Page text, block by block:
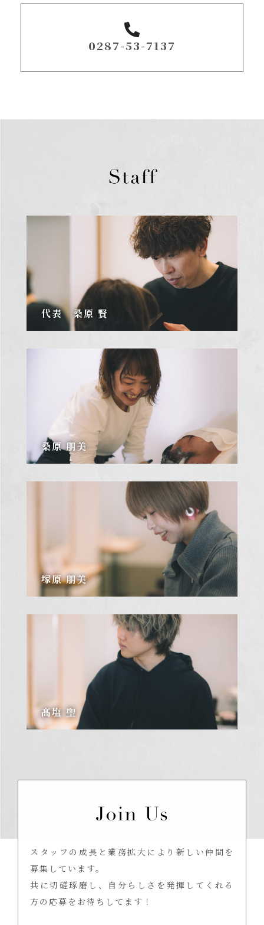
0287-53-7137
代表 桑原 賢
桑原 朋美
塚原 朋美
髙塩 聖
スタッフの成長と業務拡大により新しい仲間を
募集しています。
共に切磋琢磨し、自分らしさを発揮してくれる
方の応募をお待ちしてます！